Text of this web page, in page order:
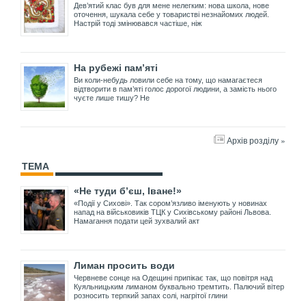
Дев’ятий клас був для мене нелегким: нова школа, нове
оточення, шукала себе у товаристві незнайомих людей.
Настрій тоді змінювався частіше, ніж
На рубежі пам’яті
Ви коли-небудь ловили себе на тому, що намагаєтеся
відтворити в пам’яті голос дорогої людини, а замість нього
чуєте лише тишу? Не
Архів розділу »
ТЕМА
«Не туди б’єш, Іване!»
«Події у Сихові». Так сором’язливо іменують у новинах
напад на військовиків ТЦК у Сихівському районі Львова.
Намагання подати цей зухвалий акт
Лиман просить води
Червневе сонце на Одещині припікає так, що повітря над
Куяльницьким лиманом буквально тремтить. Палючий вітер
розносить терпкий запах солі, нагрітої глини